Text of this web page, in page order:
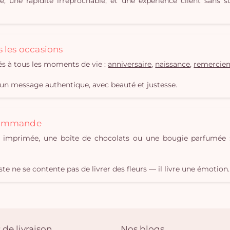
occasions
à tous les moments de vie :anniversaire, naissance,
message authentique, avec beauté et justesse.
une boîte de chocolats ou une bougie
ne se contente pas de livrer des fleurs — il livre une émotion.